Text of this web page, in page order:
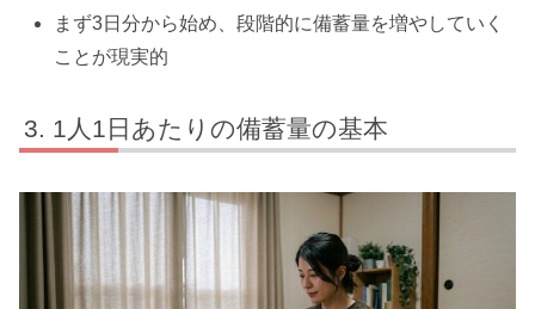
まず3日分から始め、段階的に備蓄量を増やしていく
ことが現実的
1人1日あたりの備蓄量の基本